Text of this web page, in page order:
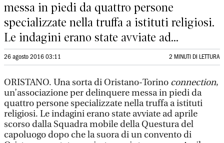
messa in piedi da quattro persone
specializzate nella truffa a istituti religiosi.
Le indagini erano state avviate ad...
26 agosto 2016 03:11 2 MINUTI DI LETTURA
ORISTANO. Una sorta di Oristano-Torino connection,
un’associazione per delinquere messa in piedi da
quattro persone specializzate nella truffa a istituti
religiosi. Le indagini erano state avviate ad aprile
scorso dalla Squadra mobile della Questura del
capoluogo dopo che la suora di un convento di